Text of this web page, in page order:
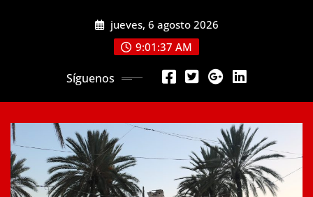
jueves, 6 agosto 2026
9:01:37 AM
Síguenos